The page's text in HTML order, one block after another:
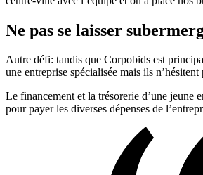
Ne pas se laisser
Autre défi: tandis que Corpobids est
une entreprise spécialisée mais ils
Le financement et la trésorerie d’une jeune
pour payer les diverses dépenses de